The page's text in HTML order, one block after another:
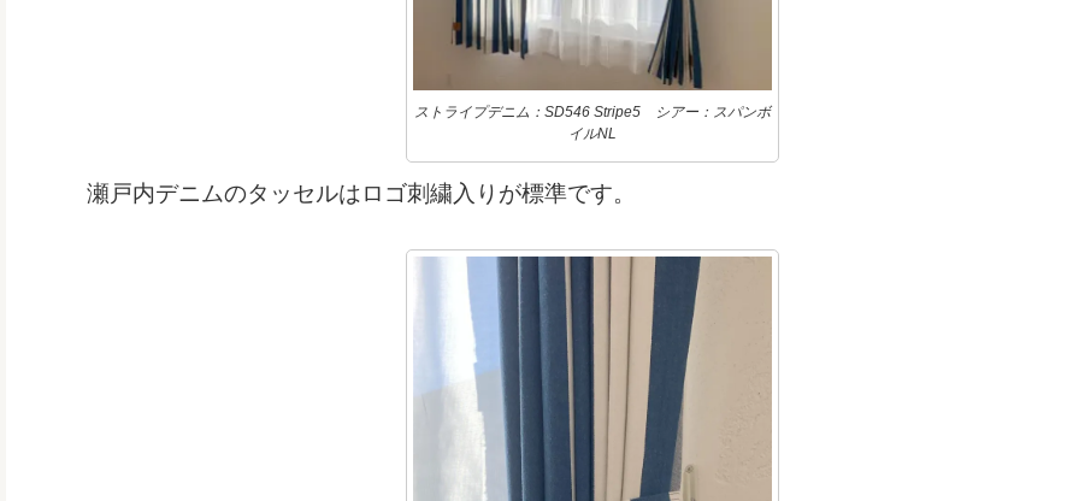
ストライプデニム：SD546 Stripe5 シアー：スパンボ
イルNL
瀬戸内デニムのタッセルはロゴ刺繍入りが標準です。